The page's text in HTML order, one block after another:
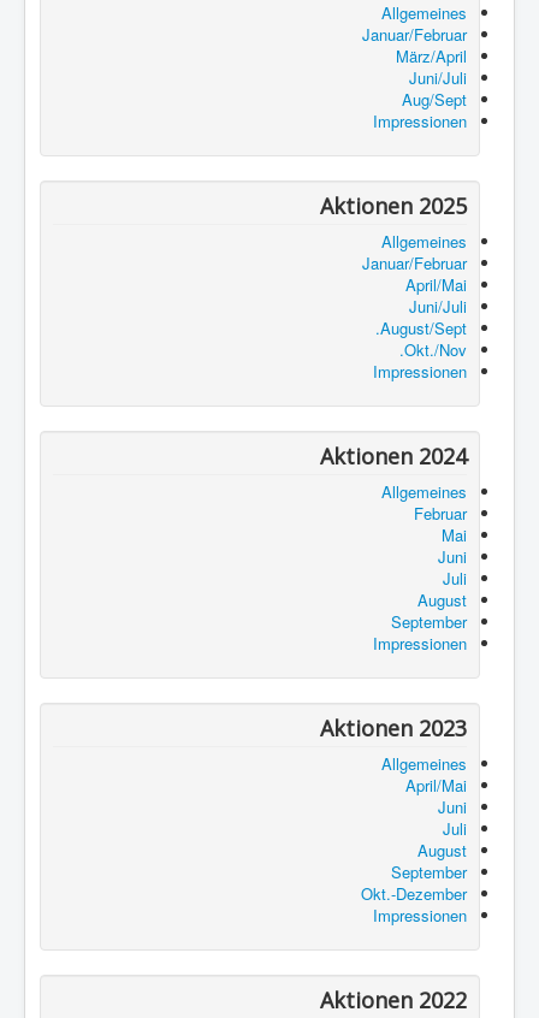
Allgemeines
Januar/Februar
März/April
Juni/Juli
Aug/Sept
Impressionen
Aktionen 2025
Allgemeines
Januar/Februar
April/Mai
Juni/Juli
August/Sept.
Okt./Nov.
Impressionen
Aktionen 2024
Allgemeines
Februar
Mai
Juni
Juli
August
September
Impressionen
Aktionen 2023
Allgemeines
April/Mai
Juni
Juli
August
September
Okt.-Dezember
Impressionen
Aktionen 2022